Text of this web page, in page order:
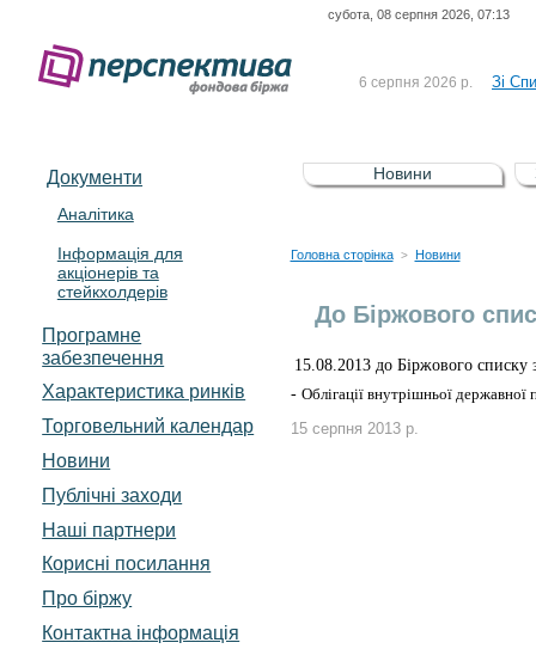
субота, 08 серпня 2026, 07:13
6 серпня 2026 р. Зі
5 серпня 2026 р.
Зі
UA4000232607)
4 серпня 2026 р.
Документи
Аналітика
Інформація для
акціонерів та
стейкхолдерів
Програмне
забезпечення
Характеристика pинків
Торговельний календар
Новини
Публічні заходи
Наші партнери
Корисні посилання
Про біржу
Контактна інформація
Новини
Головна сторінка > Новини
До Біржового
15.08.2013 до Біржового списку
- Облігації внутрішньої
15 серпня 2013 р.